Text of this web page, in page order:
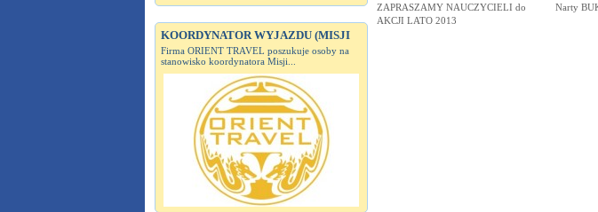
KOORDYNATOR WYJAZDU (MISJI
Firma ORIENT TRAVEL poszukuje osoby na
stanowisko koordynatora Misji...
ZAPRASZAMY NAUCZYCIELI do
AKCJI LATO 2013
Narty